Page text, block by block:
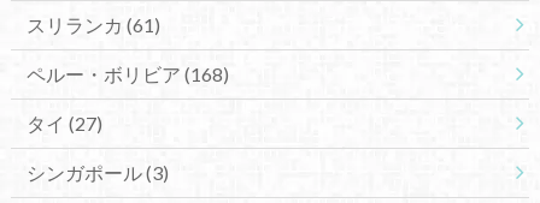
スリランカ (61)
ペルー・ボリビア (168)
タイ (27)
シンガポール(3)